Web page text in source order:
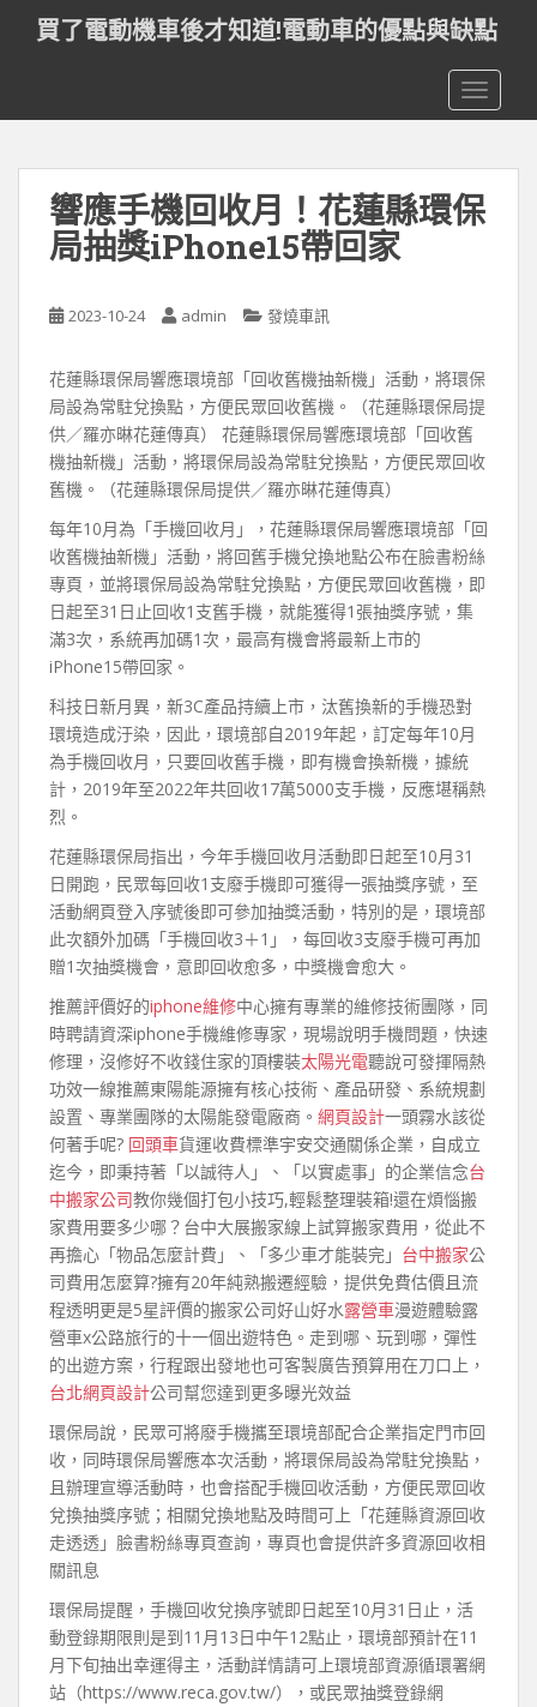
t
買了電動機車後才知道!電動車的優點與缺點
響應手機回收月！花蓮縣環保
局抽獎iPhone15帶回家
2023-10-24 admin 發燒車訊
花蓮縣環保局響應環境部「回收舊機抽新機」活動，將環保
局設為常駐兌換點，方便民眾回收舊機。（花蓮縣環保局提
供／羅亦晽花蓮傳真） 花蓮縣環保局響應環境部「回收舊
機抽新機」活動，將環保局設為常駐兌換點，方便民眾回收
舊機。（花蓮縣環保局提供／羅亦晽花蓮傳真）
每年10月為「手機回收月」，花蓮縣環保局響應環境部「回
收舊機抽新機」活動，將回舊手機兌換地點公布在臉書粉絲
專頁，並將環保局設為常駐兌換點，方便民眾回收舊機，即
日起至31日止回收1支舊手機，就能獲得1張抽獎序號，集
滿3次，系統再加碼1次，最高有機會將最新上市的
iPhone15帶回家。
科技日新月異，新3C產品持續上市，汰舊換新的手機恐對
環境造成汙染，因此，環境部自2019年起，訂定每年10月
為手機回收月，只要回收舊手機，即有機會換新機，據統
計，2019年至2022年共回收17萬5000支手機，反應堪稱熱
烈。
花蓮縣環保局指出，今年手機回收月活動即日起至10月31
日開跑，民眾每回收1支廢手機即可獲得一張抽獎序號，至
活動網頁登入序號後即可參加抽獎活動，特別的是，環境部
此次額外加碼「手機回收3＋1」，每回收3支廢手機可再加
贈1次抽獎機會，意即回收愈多，中獎機會愈大。
推薦評價好的iphone維修中心擁有專業的維修技術團隊，同
時聘請資深iphone手機維修專家，現場說明手機問題，快速
修理，沒修好不收錢住家的頂樓裝太陽光電聽說可發揮隔熱
功效一線推薦東陽能源擁有核心技術、產品研發、系統規劃
設置、專業團隊的太陽能發電廠商。 網頁設計一頭霧水該從
何著手呢? 回頭車貨運收費標準宇安交通關係企業，自成立
迄今，即秉持著「以誠待人」、「以實處事」的企業信念台
中搬家公司教你幾個打包小技巧,輕鬆整理裝箱!還在煩惱搬
家費用要多少哪？台中大展搬家線上試算搬家費用，從此不
再擔心「物品怎麼計費」、「多少車才能裝完」 台中搬家公
司費用怎麼算?擁有20年純熟搬遷經驗，提供免費估價且流
程透明更是5星評價的搬家公司好山好水露營車漫遊體驗露
營車x公路旅行的十一個出遊特色。走到哪、玩到哪，彈性
的出遊方案，行程跟出發地也可客製廣告預算用在刀口上，
台北網頁設計公司幫您達到更多曝光效益
環保局說，民眾可將廢手機攜至環境部配合企業指定門市回
收，同時環保局響應本次活動，將環保局設為常駐兌換點，
且辦理宣導活動時，也會搭配手機回收活動，方便民眾回收
兌換抽獎序號；相關兌換地點及時間可上「花蓮縣資源回收
走透透」臉書粉絲專頁查詢，專頁也會提供許多資源回收相
關訊息
環保局提醒，手機回收兌換序號即日起至10月31日止，活
動登錄期限則是到11月13日中午12點止，環境部預計在11
月下旬抽出幸運得主，活動詳情請可上環境部資源循環署網
站（https://www.reca.gov.tw/），或民眾抽獎登錄網